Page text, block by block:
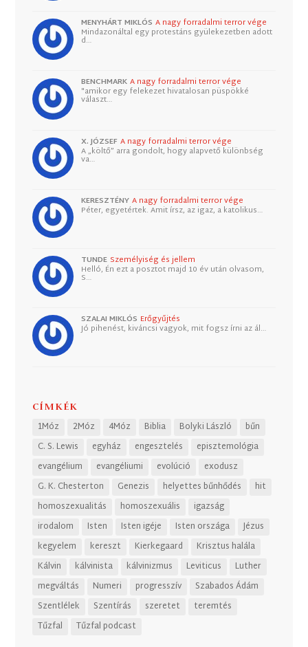
MENYHÁRT MIKLÓS A nagy forradalmi terror vége
Mindazonáltal egy protestáns gyülekezetben adott
d…
BENCHMARK A nagy forradalmi terror vége
"amikor egy felekezet hivatalosan püspökké
választ…
X. JÓZSEF A nagy forradalmi terror vége
A „költő” arra gondolt, hogy alapvető különbség
va…
KERESZTÉNY A nagy forradalmi terror vége
Péter, egyetértek. Amit írsz, az igaz, a katolikus…
TUNDE Személyiség és jellem
Helló, Én ezt a posztot majd 10 év után olvasom,
S…
SZALAI MIKLÓS Erőgyűjtés
Jó pihenést, kiváncsi vagyok, mit fogsz írni az ál…
CÍMKÉK
1Móz 2Móz 4Móz Biblia Bolyki László
bűn
C. S. Lewis
egyház engesztelés
episztemológia
evangélium
evangéliumi evolúció
exodusz
G. K. Chesterton
Genezis helyettes bűnhődés
hit
homoszexualitás
homoszexuális
igazság
irodalom
Isten Isten igéje Isten országa
Jézus
kegyelem
kereszt Kierkegaard
Krisztus halála
Kálvin
kálvinista kálvinizmus Leviticus
Luther
megváltás
Numeri progresszív
Szabados Ádám
Szentlélek
Szentírás szeretet
teremtés
Tűzfal
Tűzfal podcast